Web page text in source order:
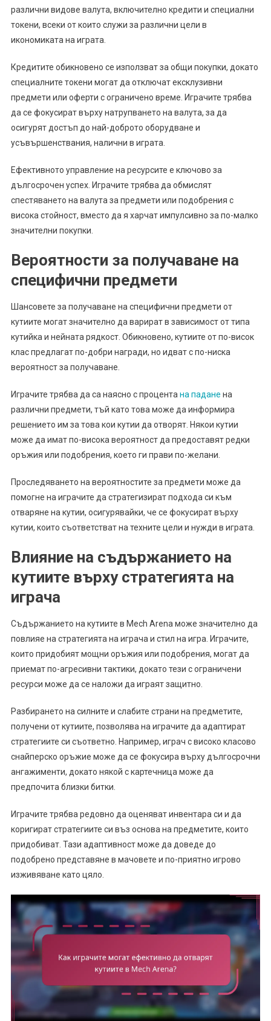
различни видове валута, включително кредити и специални
токени, всеки от които служи за различни цели в
икономиката на играта.
Кредитите обикновено се използват за общи покупки, докато
специалните токени могат да отключат ексклузивни
предмети или оферти с ограничено време. Играчите трябва
да се фокусират върху натрупването на валута, за да
осигурят достъп до най-доброто оборудване и
усъвършенствания, налични в играта.
Ефективното управление на ресурсите е ключово за
дългосрочен успех. Играчите трябва да обмислят
спестяването на валута за предмети или подобрения с
висока стойност, вместо да я харчат импулсивно за по-малко
значителни покупки.
Вероятности за получаване на
специфични предмети
Шансовете за получаване на специфични предмети от
кутиите могат значително да варират в зависимост от типа
кутийка и нейната рядкост. Обикновено, кутиите от по-висок
клас предлагат по-добри награди, но идват с по-ниска
вероятност за получаване.
Играчите трябва да са наясно с процента на падане на
различни предмети, тъй като това може да информира
решението им за това кои кутии да отворят. Някои кутии
може да имат по-висока вероятност да предоставят редки
оръжия или подобрения, което ги прави по-желани.
Проследяването на вероятностите за предмети може да
помогне на играчите да стратегизират подхода си към
отваряне на кутии, осигурявайки, че се фокусират върху
кутии, които съответстват на техните цели и нужди в играта.
Влияние на съдържанието на
кутиите върху стратегията на
играча
Съдържанието на кутиите в Mech Arena може значително да
повлияе на стратегията на играча и стил на игра. Играчите,
които придобият мощни оръжия или подобрения, могат да
приемат по-агресивни тактики, докато тези с ограничени
ресурси може да се наложи да играят защитно.
Разбирането на силните и слабите страни на предметите,
получени от кутиите, позволява на играчите да адаптират
стратегиите си съответно. Например, играч с високо класово
снайперско оръжие може да се фокусира върху дългосрочни
ангажименти, докато някой с картечница може да
предпочита близки битки.
Играчите трябва редовно да оценяват инвентара си и да
коригират стратегиите си въз основа на предметите, които
придобиват. Тази адаптивност може да доведе до
подобрено представяне в мачовете и по-приятно игрово
изживяване като цяло.